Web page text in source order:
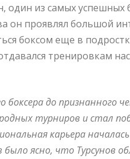
из самых успешных
он проявлял большой
боксом еще в
тренировкам
боксера до признанного
турниров и стал
карьера началась
ясно, что Турсунов